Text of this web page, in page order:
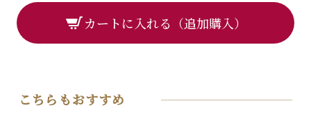
カートに入れる（追加購入）
こちらもおすすめ